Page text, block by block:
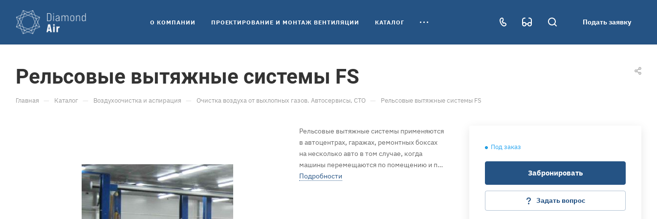
O КОМПАНИИ ПРОЕКТИРОВАНИЕ И МОНТАЖ ВЕНТИЛЯЦИИ КАТАЛОГ Подать заявку
Рельсовые вытяжные системы FS
Главная — Каталог — Воздухоочистка и аспирация — Очистка воздуха от выхлопных газов. Автосервисы, СТО — Рельсовые вытяжные системы FS
Под заказ
Забронировать
Задать вопрос
Рельсовые вытяжные системы применяются
в автоцентрах, гаражах, ремонтных боксах
на несколько авто в том случае, когда
машины перемещаются по помещению и по
ходу их движения необходимо организовать
Подробности